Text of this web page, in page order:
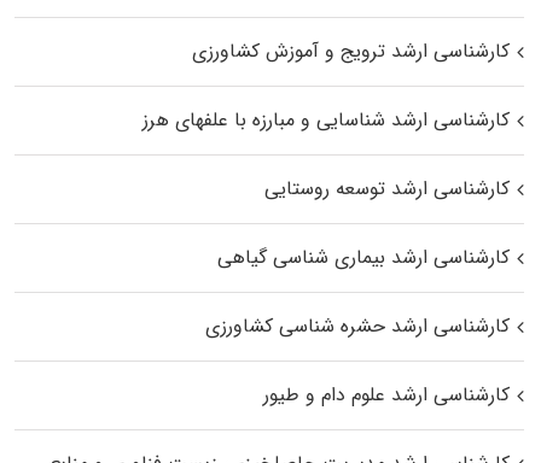
کارشناسی ارشد ترویج و آموزش کشاورزی
کارشناسی ارشد شناسایی و مبارزه با علفهای هرز
کارشناسی ارشد توسعه روستایی
کارشناسی ارشد بیماری‌ شناسی گیاهی
کارشناسی ارشد حشره‌ شناسی کشاورزی
کارشناسی ارشد علوم دام و طیور